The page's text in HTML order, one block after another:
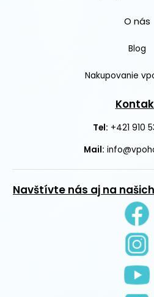
O nás
Blog
Nakupovanie
Tel: +421 910
Mail:
Navštívte nás aj na